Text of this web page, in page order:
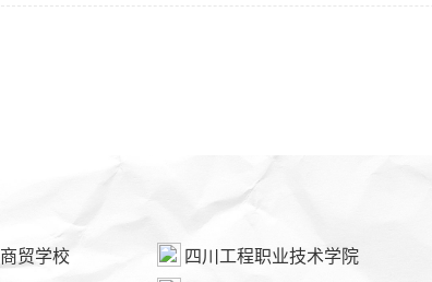
贸学校 四川工程职业技术学院